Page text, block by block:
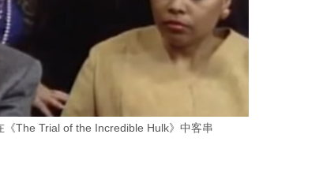
The Trial of the Incredible Hulk》中客串